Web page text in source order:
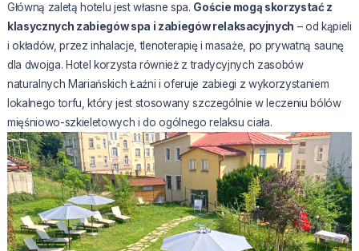
Główną zaletą hotelu jest własne spa. Goście mogą skorzystać z
klasycznych zabiegów spa i zabiegów relaksacyjnych – od kąpieli
i okładów, przez inhalacje, tlenoterapię i masaże, po prywatną saunę
dla dwojga. Hotel korzysta również z tradycyjnych zasobów
naturalnych Mariańskich Łaźni i oferuje zabiegi z wykorzystaniem
lokalnego torfu, który jest stosowany szczególnie w leczeniu bólów
mięśniowo-szkieletowych i do ogólnego relaksu ciała.